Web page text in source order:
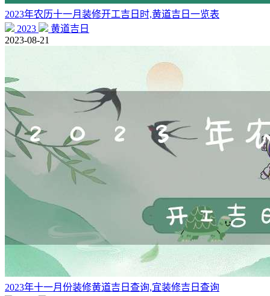
2023年农历十一月装修开工吉日时,黄道吉日一览表
2023
黄道吉日
2023-08-21
2023年十一月份装修黄道吉日查询,宜装修吉日查询